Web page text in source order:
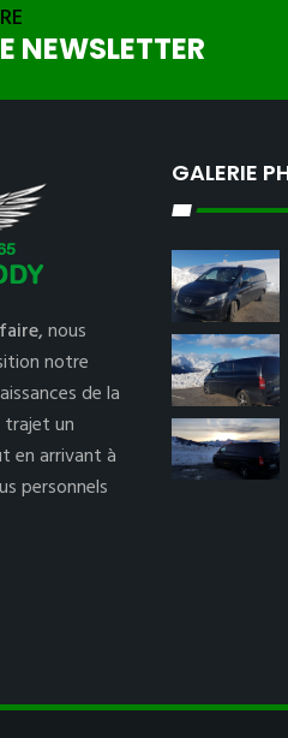
NEWSLETTER
nous
notre
de la
un
en arrivant à
personnels
GALERIE